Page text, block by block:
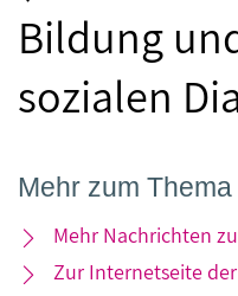
Bildung
sozialen
Mehr zum Thema
Mehr Nachrichten
Zur Internetseite der